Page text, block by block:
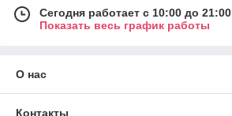
Сегодня работает с 10:00 до 21:00
Показать весь график работы
О нас
Контакты